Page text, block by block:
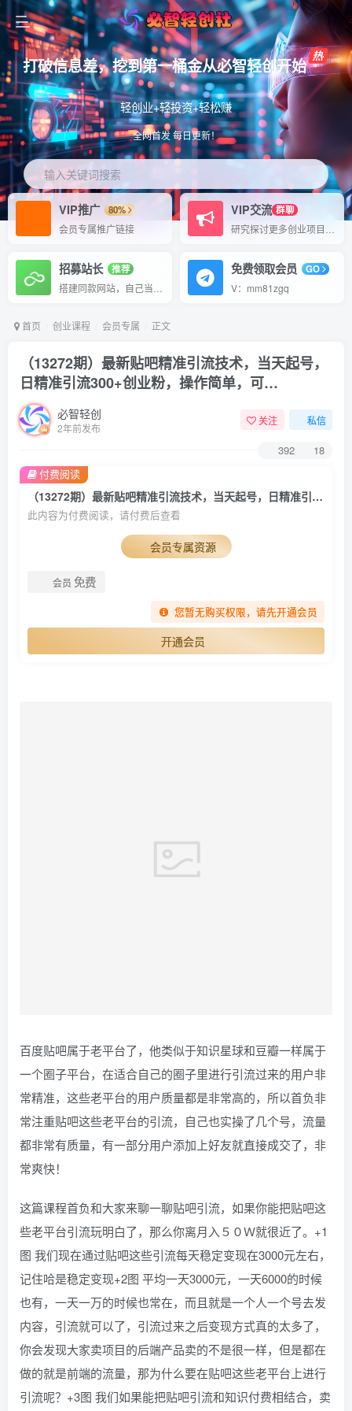
打破信息差，挖到第一桶金从必智轻创开始
轻创业+轻投资+轻松赚
全网首发 每日更新！
输入关键词搜索
VIP推广
80%
会员专属推广链接
VIP交流 群聊
招募站长
推荐
免费领取会员
GO
V：mm81zgq
首页 创业课程 会员专属 正文
（13272期）最新贴吧精准引流技术，当天起号，
日精准引流300+创业粉，操作简单，可…
必智轻创
2年前发布
关注 私信
392 18
（13272期）最新贴吧精准引流技术，当天起号，日精准引流300+创业粉，操作简单，可…
此内容为付费阅读，请付费后查看
会员专属资源
会员 免费
您暂无购买权限，请先开通会员
开通会员
付费阅读
百度贴吧属于老平台了，他类似于知识星球和豆瓣一样属于
一个圈子平台，在适合自己的圈子里进行引流过来的用户非
常精准，这些老平台的用户质量都是非常高的，所以首负非
常注重贴吧这些老平台的引流，自己也实操了几个号，流量
都非常有质量，有一部分用户添加上好友就直接成交了，非
常爽快！
这篇课程首负和大家来聊一聊贴吧引流，如果你能把贴吧这
些老平台引流玩明白了，那么你离月入５０Ｗ就很近了。+1
图 我们现在通过贴吧这些引流每天稳定变现在3000元左右，
记住哈是稳定变现+2图 平均一天3000元，一天6000的时候
也有，一天一万的时候也常在，而且就是一个人一个号去发
内容，引流就可以了，引流过来之后变现方式真的太多了，
你会发现大家卖项目的后端产品卖的不是很一样，但是都在
做的就是前端的流量，那为什么要在贴吧这些老平台上进行
引流呢？+3图 我们如果能把贴吧引流和知识付费相结合，卖